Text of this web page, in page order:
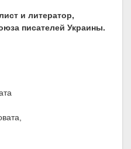
и литератор,
писателей Украины.